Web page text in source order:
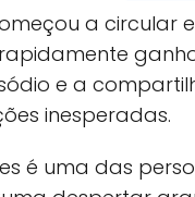
a circular
e a
inesperadas.
é uma das